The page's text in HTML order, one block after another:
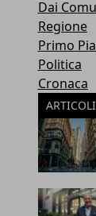
Dai
Regione
Primo
Politica
Cronaca